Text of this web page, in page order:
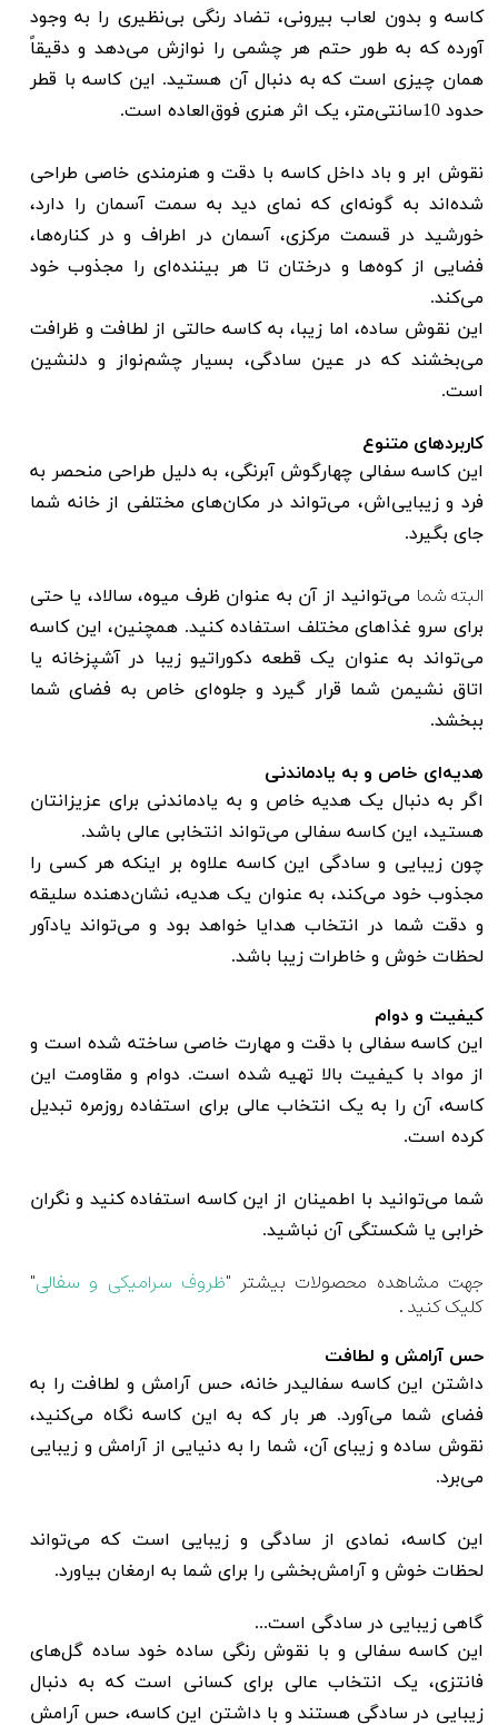
کاسه و بدون لعاب بیرونی، تضاد رنگی بی‌نظیری را به وجود
آورده که به طور حتم هر چشمی را نوازش می‌دهد و دقیقاً
همان چیزی است که به دنبال آن هستید. این کاسه با قطر
حدود 10سانتی‌متر، یک اثر هنری فوق‌العاده است.
نقوش ابر و باد داخل کاسه با دقت و هنرمندی خاصی طراحی
شده‌اند به گونه‌ای که نمای دید به سمت آسمان را دارد،
خورشید در قسمت مرکزی، آسمان در اطراف و در کناره‌ها،
فضایی از کوه‌ها و درختان تا هر بیننده‌ای را مجذوب خود
می‌کند.
این نقوش ساده، اما زیبا، به کاسه حالتی از لطافت و ظرافت
می‌بخشند که در عین سادگی، بسیار چشم‌نواز و دلنشین
است.
کاربردهای متنوع
این کاسه سفالی چهارگوش آبرنگی، به دلیل طراحی منحصر به
فرد و زیبایی‌اش، می‌تواند در مکان‌های مختلفی از خانه شما
جای بگیرد.
البته شما می‌توانید از آن به عنوان ظرف میوه، سالاد، یا حتی
برای سرو غذاهای مختلف استفاده کنید. همچنین، این کاسه
می‌تواند به عنوان یک قطعه دکوراتیو زیبا در آشپزخانه یا
اتاق نشیمن شما قرار گیرد و جلوه‌ای خاص به فضای شما
ببخشد.
هدیه‌ای خاص و به یادماندنی
اگر به دنبال یک هدیه خاص و به یادماندنی برای عزیزانتان
هستید، این کاسه سفالی می‌تواند انتخابی عالی باشد.
چون زیبایی و سادگی این کاسه علاوه بر اینکه هر کسی را
مجذوب خود می‌کند، به عنوان یک هدیه، نشان‌دهنده سلیقه
و دقت شما در انتخاب هدایا خواهد بود و می‌تواند یادآور
لحظات خوش و خاطرات زیبا باشد.
کیفیت و دوام
این کاسه سفالی با دقت و مهارت خاصی ساخته شده است و
از مواد با کیفیت بالا تهیه شده است. دوام و مقاومت این
کاسه، آن را به یک انتخاب عالی برای استفاده روزمره تبدیل
کرده است.
شما می‌توانید با اطمینان از این کاسه استفاده کنید و نگران
خرابی یا شکستگی آن نباشید.
جهت مشاهده محصولات بیشتر "ظروف سرامیکی و سفالی"
کلیک کنید .
حس آرامش و لطافت
داشتن این کاسه سفالیدر خانه، حس آرامش و لطافت را به
فضای شما می‌آورد. هر بار که به این کاسه نگاه می‌کنید،
نقوش ساده و زیبای آن، شما را به دنیایی از آرامش و زیبایی
می‌برد.
این کاسه، نمادی از سادگی و زیبایی است که می‌تواند
لحظات خوش و آرامش‌بخشی را برای شما به ارمغان بیاورد.
گاهی زیبایی در سادگی است...
این کاسه سفالی و با نقوش رنگی ساده خود ساده گل‌های
فانتزی، یک انتخاب عالی برای کسانی است که به دنبال
زیبایی در سادگی هستند و با داشتن این کاسه، حس آرامش